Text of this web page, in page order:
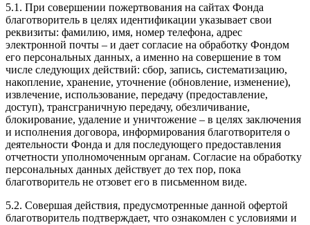
5.1. При совершении пожертвования на сайтах Фонда
благотворитель в целях идентификации указывает свои
реквизиты: фамилию, имя, номер телефона, адрес
электронной почты – и дает согласие на обработку Фондом
его персональных данных, а именно на совершение в том
числе следующих действий: сбор, запись, систематизацию,
накопление, хранение, уточнение (обновление, изменение),
извлечение, использование, передачу (предоставление,
доступ), трансграничную передачу, обезличивание,
блокирование, удаление и уничтожение – в целях заключения
и исполнения договора, информирования благотворителя о
деятельности Фонда и для последующего предоставления
отчетности уполномоченным органам. Согласие на обработку
персональных данных действует до тех пор, пока
благотворитель не отзовет его в письменном виде.
5.2. Совершая действия, предусмотренные данной офертой
благотворитель подтверждает, что ознакомлен с условиями и